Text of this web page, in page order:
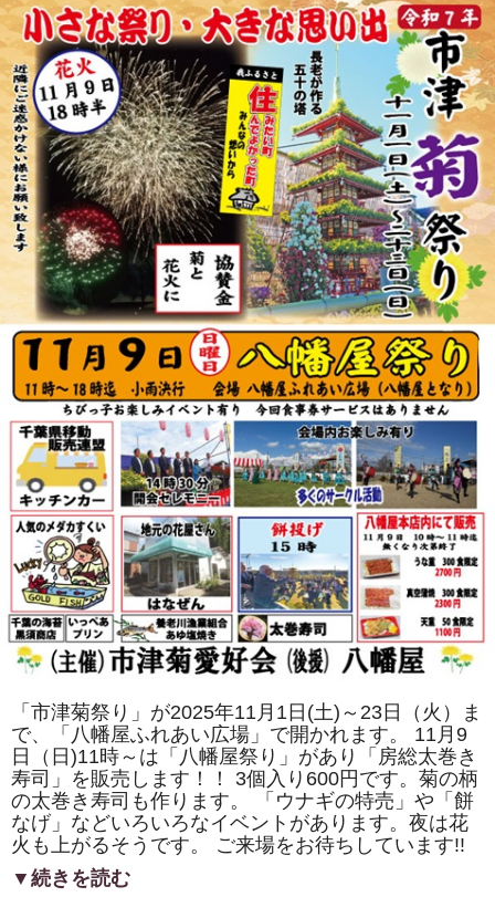
ず
し
教
室
は
「ク
リ
ス
マ
ス
ツ
リ
ー
ま
た
は
サ
カ」
と
「レ
ー
パ
ン
ダ」
を
巻
き
ま
す。
体
教
室
も
あ
り
ま
す。
は
「市津菊祭り」が2025年11月1日(土)～23日（火）ま
で、「八幡屋ふれあい広場」で開かれます。 11月9
日（日)11時～は「八幡屋祭り」があり「房総太巻き
寿司」を販売します！！ 3個入り600円です。菊の柄
の太巻き寿司も作ります。 「ウナギの特売」や「餅
なげ」などいろいろなイベントがあります。夜は花
火も上がるそうです。 ご来場をお待ちしています!!
▼続きを読む